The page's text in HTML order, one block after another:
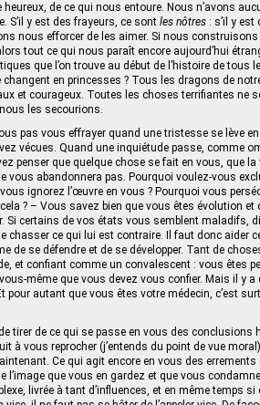
de ce qui nous entoure. Nous n’avons
S’il y est des frayeurs, ce sont les nôtres : s’il y
nous efforcer de les aimer. Si nous construisons
tout ce qui nous paraît encore aujourd’hui
que l’on trouve au début de l’histoire de tous
en princesses ? Tous les dragons de
et courageux. Toutes les choses terrifiantes ne
les secourions.
pas vous effrayer quand une tristesse se lève
vécues. Quand une inquiétude passe, comme
penser que quelque chose se fait en vous, que la
vous abandonnera pas. Pourquoi voulez-vous
ignorez l’œuvre en vous ? Pourquoi vous
? – Vous savez bien que vous êtes évolution et
Si certains de vos états vous semblent maladifs,
chasser ce qui lui est contraire. Il faut donc aider
de se défendre et de se développer. Tant de
et confiant comme un convalescent : vous êtes
même que vous devez vous confier. Mais il y
pour autant que vous êtes votre médecin, c’est
tirer de ce qui se passe en vous des
à vous reprocher (j’entends du point de vue
Ce qui agit encore en vous des errements
que vous en gardez et que vous
livrée à tant d’influences, et en même temps si